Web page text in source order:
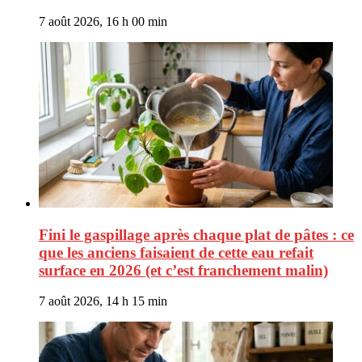
7 août 2026, 16 h 00 min
Fini le gaspillage après chaque plat de pâtes : ce
que les anciens faisaient de cette eau refait
surface en 2026 (et c’est franchement malin)
7 août 2026, 14 h 15 min